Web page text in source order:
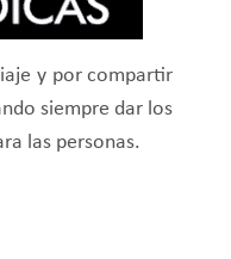
y por compartir
siempre dar los
las personas.